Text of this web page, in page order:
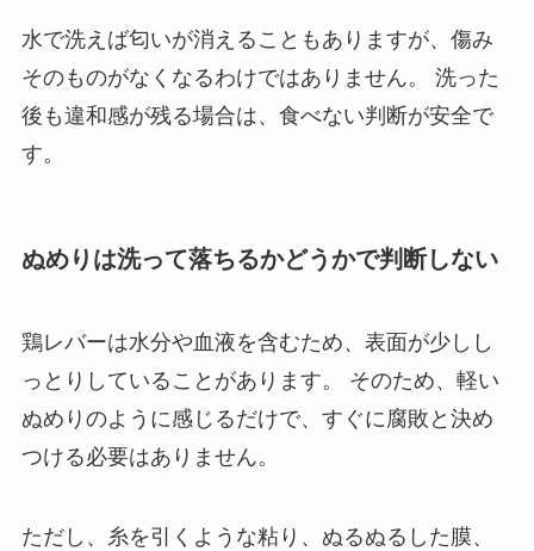
水で洗えば匂いが消えることもありますが、傷み
そのものがなくなるわけではありません。 洗った
後も違和感が残る場合は、食べない判断が安全で
す。
ぬめりは洗って落ちるかどうかで判断しない
鶏レバーは水分や血液を含むため、表面が少しし
っとりしていることがあります。 そのため、軽い
ぬめりのように感じるだけで、すぐに腐敗と決め
つける必要はありません。
ただし、糸を引くような粘り、ぬるぬるした膜、